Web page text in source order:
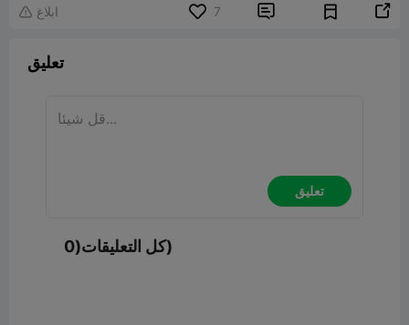
 ابلاغ 7  
تعليق
تعليق
كل التعليقات(0)